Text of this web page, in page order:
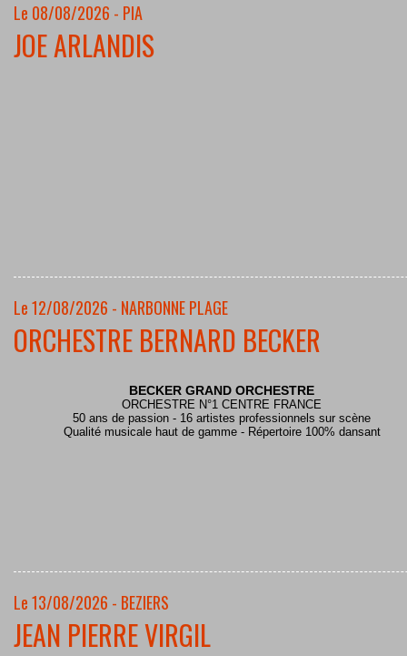
Le 08/08/2026 - PIA
JOE ARLANDIS
Le 12/08/2026 - NARBONNE PLAGE
ORCHESTRE BERNARD BECKER
BECKER GRAND ORCHESTRE
ORCHESTRE N°1 CENTRE FRANCE
50 ans de passion - 16 artistes professionnels sur scène
Qualité musicale haut de gamme - Répertoire 100% dansant
Le 13/08/2026 - BEZIERS
JEAN PIERRE VIRGIL